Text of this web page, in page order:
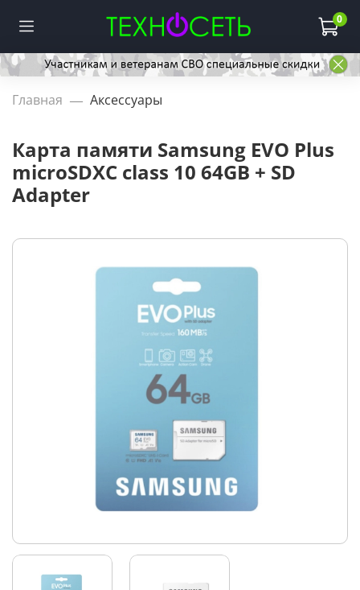
0
Главная Аксессуары
Карта памяти Samsung EVO Plus
microSDXC class 10 64GB + SD
Adapter